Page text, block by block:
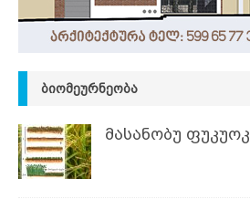
ᲑᲘᲝᲛᲔᲣᲠᲜᲔᲝᲑᲐ
მასანობუ